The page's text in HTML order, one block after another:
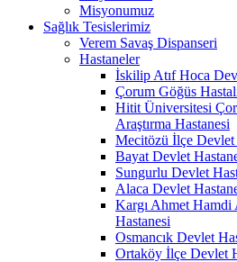
Misyonumuz
Sağlık Tesislerimiz
Verem Savaş Dispanseri
Hastaneler
İskilip Atıf Hoca
Çorum Göğüs
Hitit Üniversitesi
Araştırma Hastanesi
Mecitözü İlçe Devlet
Bayat Devlet
Sungurlu Devlet
Alaca Devlet
Kargı Ahmet Hamdi
Hastanesi
Osmancık Devlet
Ortaköy İlçe Devlet